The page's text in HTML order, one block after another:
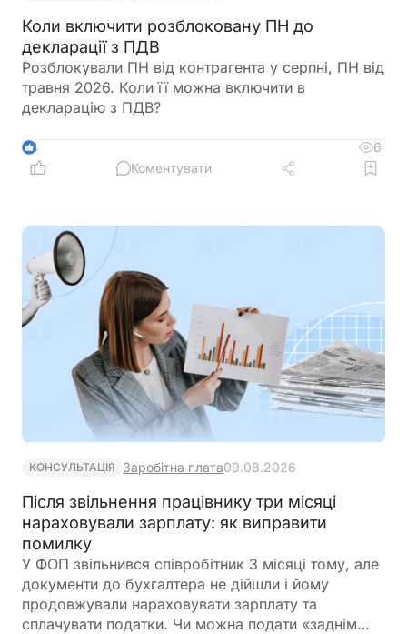
Коли включити розблоковану ПН до
декларації з ПДВ
Розблокували ПН від контрагента у серпні, ПН від
травня 2026. Коли її можна включити в
декларацію з ПДВ?
4
6
Коментувати
КОНСУЛЬТАЦІЯ Заробітна плата09.08.2026
Після звільнення працівнику три місяці
нараховували зарплату: як виправити
помилку
У ФОП звільнився співробітник 3 місяці тому, але
документи до бухгалтера не дійшли і йому
продовжували нараховувати зарплату та
сплачувати податки. Чи можна подати «заднім